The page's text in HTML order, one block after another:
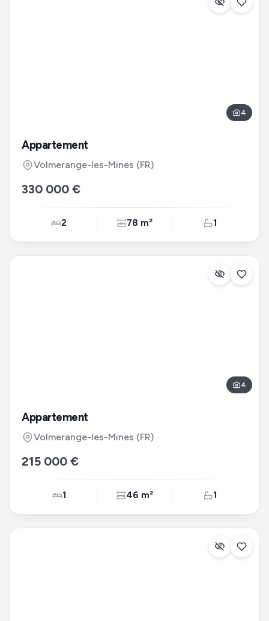
4
Appartement
Volmerange-les-Mines (FR)
330 000 €
2 78 m² 1
4
Appartement
Volmerange-les-Mines (FR)
215 000 €
1 46 m² 1